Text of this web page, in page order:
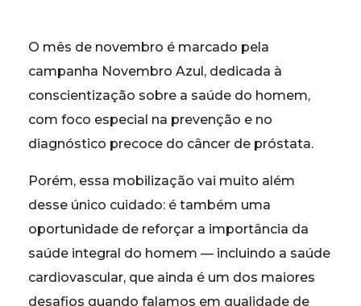
O mês de novembro é marcado pela
campanha Novembro Azul, dedicada à
conscientização sobre a saúde do homem,
com foco especial na prevenção e no
diagnóstico precoce do câncer de próstata.
Porém, essa mobilização vai muito além
desse único cuidado: é também uma
oportunidade de reforçar a importância da
saúde integral do homem — incluindo a saúde
cardiovascular, que ainda é um dos maiores
desafios quando falamos em qualidade de